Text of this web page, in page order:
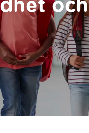
och